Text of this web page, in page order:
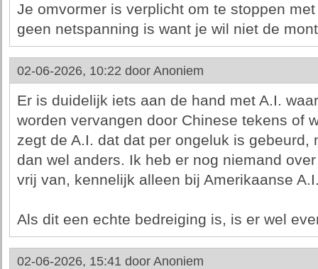
Je omvormer is verplicht om te stoppen
geen netspanning is want je wil niet de
02-06-2026, 10:22 door Anoniem
Er is duidelijk iets aan de hand met A.I.
worden vervangen door Chinese tekens of
zegt de A.I. dat dat per ongeluk is gebeurd,
dan wel anders. Ik heb er nog niemand
vrij van, kennelijk alleen bij Amerikaanse
Als dit een echte bedreiging is, is er wel
02-06-2026, 15:41 door Anoniem